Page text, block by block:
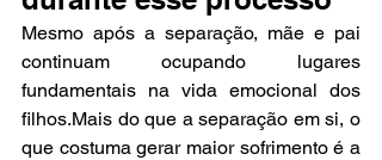
Mesmo após a separação, mãe e pai
continuam ocupando lugares
fundamentais na vida emocional dos
filhos.Mais do que a separação em si, o
que costuma gerar maior sofrimento é a